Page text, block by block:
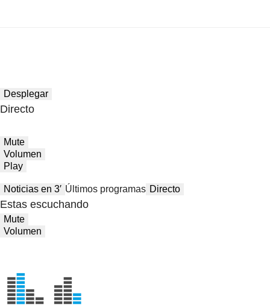
Desplegar
Directo
Mute
Volumen
Play
Noticias en 3′ Últimos programas Directo
Estas escuchando
Mute
Volumen